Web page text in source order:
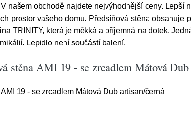
V našem obchodě najdete nejvýhodnější ceny. Lepší
prostor vašeho domu. Předsíňová stěna
TRINITY, která je měkká a příjemná na dotek.
Lepidlo není součástí balení.
stěna AMI 19 - se zrcadlem Mátová
19 - se zrcadlem Mátová Dub artisan/černá